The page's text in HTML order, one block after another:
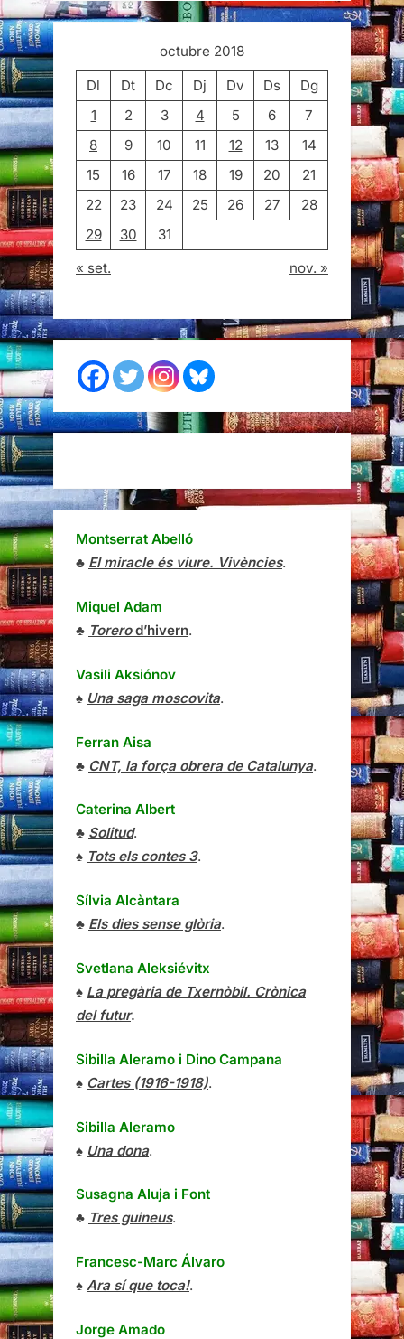
octubre 2018
Dl
Dt Dc Dj Dv Ds
Dg
1
2 3 4 5 6
7
8
9 10 11 12 13
14
15
16 17 18 19 20
21
22
23 24 25 26 27
28
29
30
31
« set.
nov. »
Montserrat Abelló
♣ El miracle és viure. Vivències.
Miquel Adam
♣ Torerod’hivern.
Vasili Aksiónov
♠ Una saga moscovita.
Ferran Aisa
♣ CNT, la força obrera de Catalunya.
Caterina Albert
♣ Solitud.
♠ Tots els contes 3.
Sílvia Alcàntara
♣ Els dies sense glòria.
Svetlana Aleksiévitx
♠ La pregària de Txernòbil. Crònica
del futur.
Sibilla Aleramo i Dino Campana
♠ Cartes (1916-1918).
Sibilla Aleramo
♠ Una dona.
Susagna Aluja i Font
♣ Tres guineus.
Francesc-Marc Álvaro
♠ Ara sí que toca!.
Jorge Amado